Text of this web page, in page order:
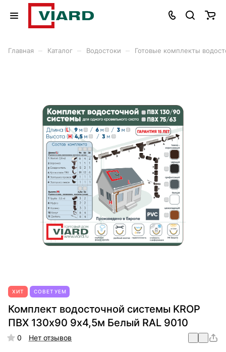
Главная Каталог Водостоки Готовые комплекты
ХИТ СОВЕТУЕМ
Комплект водосточной системы KROP
ПВХ 130х90 9x4,5м Белый RAL 9010
0 Нет отзывов